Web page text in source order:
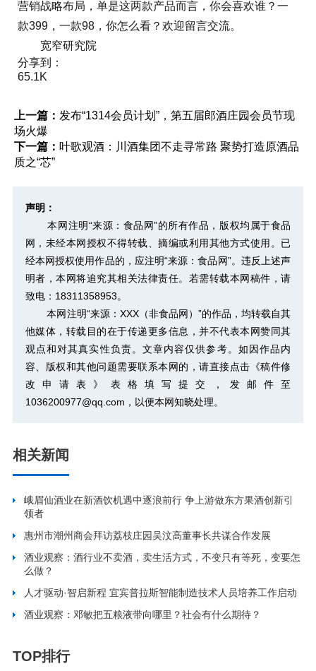
营销战略布局，单是这两款产品而言，你会喜欢谁？一
款399，一款98，你怎么看？欢迎留言交流。
宽窄研究院
分享到：
65.1K
上一篇： 发布“1314会员计划”，第五届郎酒庄园会员节现
场火爆
下一篇： 叶歌观酒：川酒集团不走寻常路 聚势打造原酒品
质之“芯”
声明：
本网注明“来源：食品网”的所有作品，版权均属于食品
网，未经本网授权不得转载、摘编或利用其他方式使用。已
经本网授权使用作品的，应注明“来源：食品网”。违反上述声
明者，本网将追究其相关法律责任。若需转载本网稿件，请
致电：18311358953。
本网注明“来源：XXX（非食品网）”的作品，均转载自其
他媒体，转载目的在于传递更多信息，并不代表本网赞同其
观点和对其真实性负责。文章内容仅供参考。如因作品内
容、版权和其他问题需要联系本网的，请直接点击 《稿件修
改申请表》 表格填写提交，发邮件至
1036200977@qq.com，以便本网知晓处理。
相关新闻
峨眉仙酒业在新酒饮机遇中逐浪前行 争上游做东方果酒创新引
领者
惠州市潮州商会拜访荔枝庄园吴汶高董事长共谋合作发展
酒业观察：酒行业不卖酒，卖生活方式，不变只有等死，变要怎
么做？
人才驱动·智启新程 宜宾普拉斯智能制造技术人员培养工作启动
酒业观察：邓敏把五粮液带向哪里？社会有什么期待？
TOP排行